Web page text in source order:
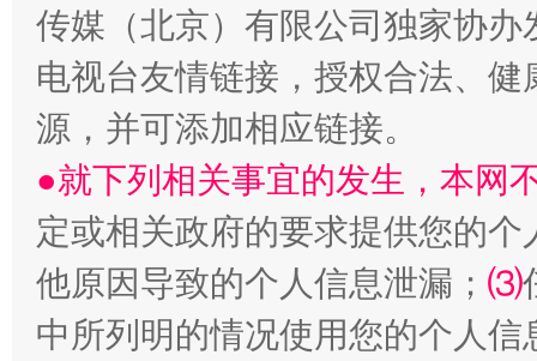
受贿1.44亿！段成刚被判无期 从幼
传媒（北京）有限公司独家协
电视台友情链接，授权合法、
源，并可添加相应链接。
●就下列相关事宜的发生，本网
定或相关政府的要求提供您的个
他原因导致的个人信息泄漏； ⑶
中所列明的情况使用您的个人